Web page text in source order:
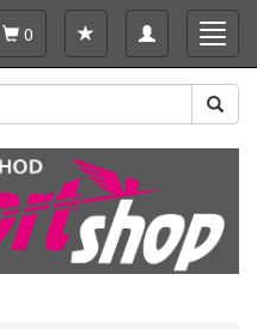
Toggle
navigation
0